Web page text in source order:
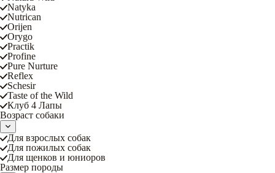
Natyka
Nutrican
Orijen
Orygo
Practik
Profine
Pure Nurture
Reflex
Schesir
Taste of the Wild
Клуб 4 Лапы
Возраст собаки
Для взрослых собак
Для пожилых собак
Для щенков и юниоров
Размер породы